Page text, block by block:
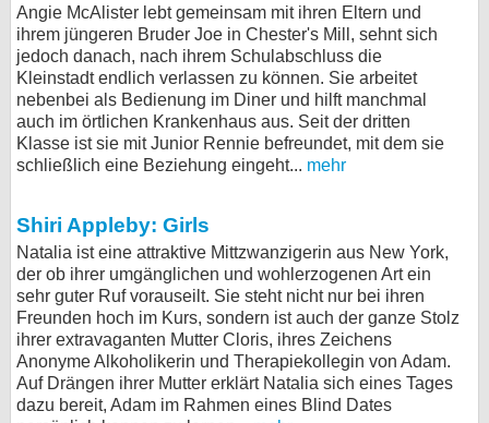
Angie McAlister lebt gemeinsam mit ihren Eltern und
ihrem jüngeren Bruder Joe in Chester's Mill, sehnt sich
jedoch danach, nach ihrem Schulabschluss die
Kleinstadt endlich verlassen zu können. Sie arbeitet
nebenbei als Bedienung im Diner und hilft manchmal
auch im örtlichen Krankenhaus aus. Seit der dritten
Klasse ist sie mit Junior Rennie befreundet, mit dem sie
schließlich eine Beziehung eingeht... mehr
Shiri Appleby: Girls
Natalia ist eine attraktive Mittzwanzigerin aus New York,
der ob ihrer umgänglichen und wohlerzogenen Art ein
sehr guter Ruf vorauseilt. Sie steht nicht nur bei ihren
Freunden hoch im Kurs, sondern ist auch der ganze Stolz
ihrer extravaganten Mutter Cloris, ihres Zeichens
Anonyme Alkoholikerin und Therapiekollegin von Adam.
Auf Drängen ihrer Mutter erklärt Natalia sich eines Tages
dazu bereit, Adam im Rahmen eines Blind Dates
bei Facebook
Kontakt
Nutzungsbedingungen
Cookie-Einstellungen
Impressum
Desktop-Ansicht
myFanbase